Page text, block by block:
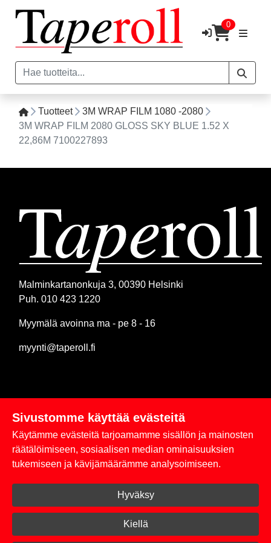
0
Tuotteet
3M WRAP FILM 1080 -2080
3M WRAP FILM 2080 GLOSS SKY BLUE 1.52 X
22,86M 7100227893
Malminkartanonkuja 3, 00390 Helsinki
Puh. 010 423 1220
Myymälä avoinna ma - pe 8 - 16
myynti@taperoll.fi
Linkit
Rekisteriseloste
Toimitus- ja maksuehdot
Kirjaudu sisään
Sivustomme käyttää evästeitä
Käytämme evästeitä tarjoamamme sisällön ja mainosten
räätälöimiseen, sosiaalisen median ominaisuuksien
tukemiseen ja kävijämäärämme analysoimiseen.
Hyväksy
Kiellä